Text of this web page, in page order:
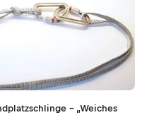
– „Weiches